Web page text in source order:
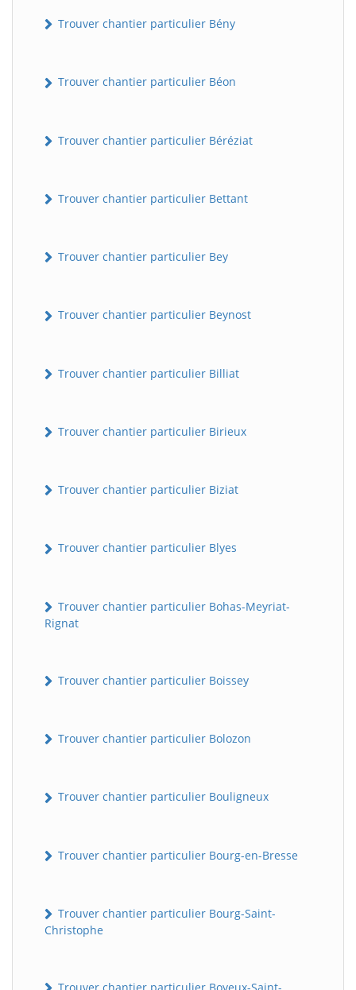
Trouver chantier particulier Bény
Trouver chantier particulier Béon
Trouver chantier particulier Béréziat
Trouver chantier particulier Bettant
Trouver chantier particulier Bey
Trouver chantier particulier Beynost
Trouver chantier particulier Billiat
Trouver chantier particulier Birieux
Trouver chantier particulier Biziat
Trouver chantier particulier Blyes
Trouver chantier particulier Bohas-Meyriat-
Rignat
Trouver chantier particulier Boissey
Trouver chantier particulier Bolozon
Trouver chantier particulier Bouligneux
Trouver chantier particulier Bourg-en-Bresse
Trouver chantier particulier Bourg-Saint-
Christophe